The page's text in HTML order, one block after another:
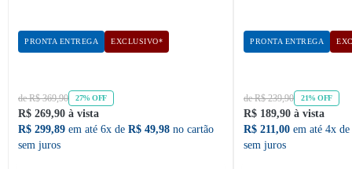
PRONTA ENTREGA EXCLUSIVO*
de R$ 369,90 27% OFF
R$ 269,90 à vista
R$ 299,89 em até 6x de R$ 49,98 no cartão
sem juros
PRONTA ENTREGA
de R$ 239,90 21% OFF
R$ 189,90 à vista
R$ 211,00 em até 4x de
sem juros